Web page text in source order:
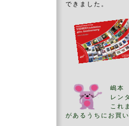
できました。
嶋本
レン
これ
があるうちにお買